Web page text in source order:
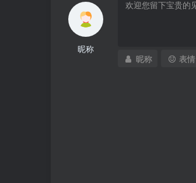
昵称
昵称 表情